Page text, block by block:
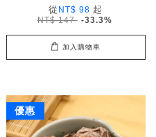
從 NT$ 98 起
NT$ 147 -33.3%
加入購物車
優惠